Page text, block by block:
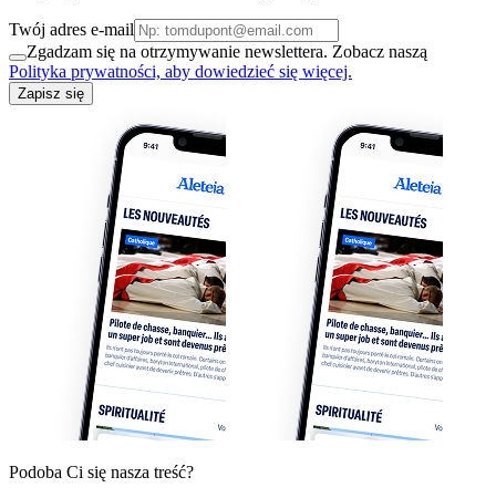
Twój adres e-mail
Zgadzam się na otrzymywanie newslettera. Zobacz naszą
Polityka prywatności, aby dowiedzieć się więcej.
Zapisz się
Podoba Ci się nasza treść?